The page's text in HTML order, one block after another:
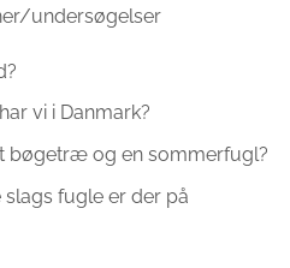
undersøgelser
vi i Danmark?
bøgetræ og en sommerfugl?
fugle er der på